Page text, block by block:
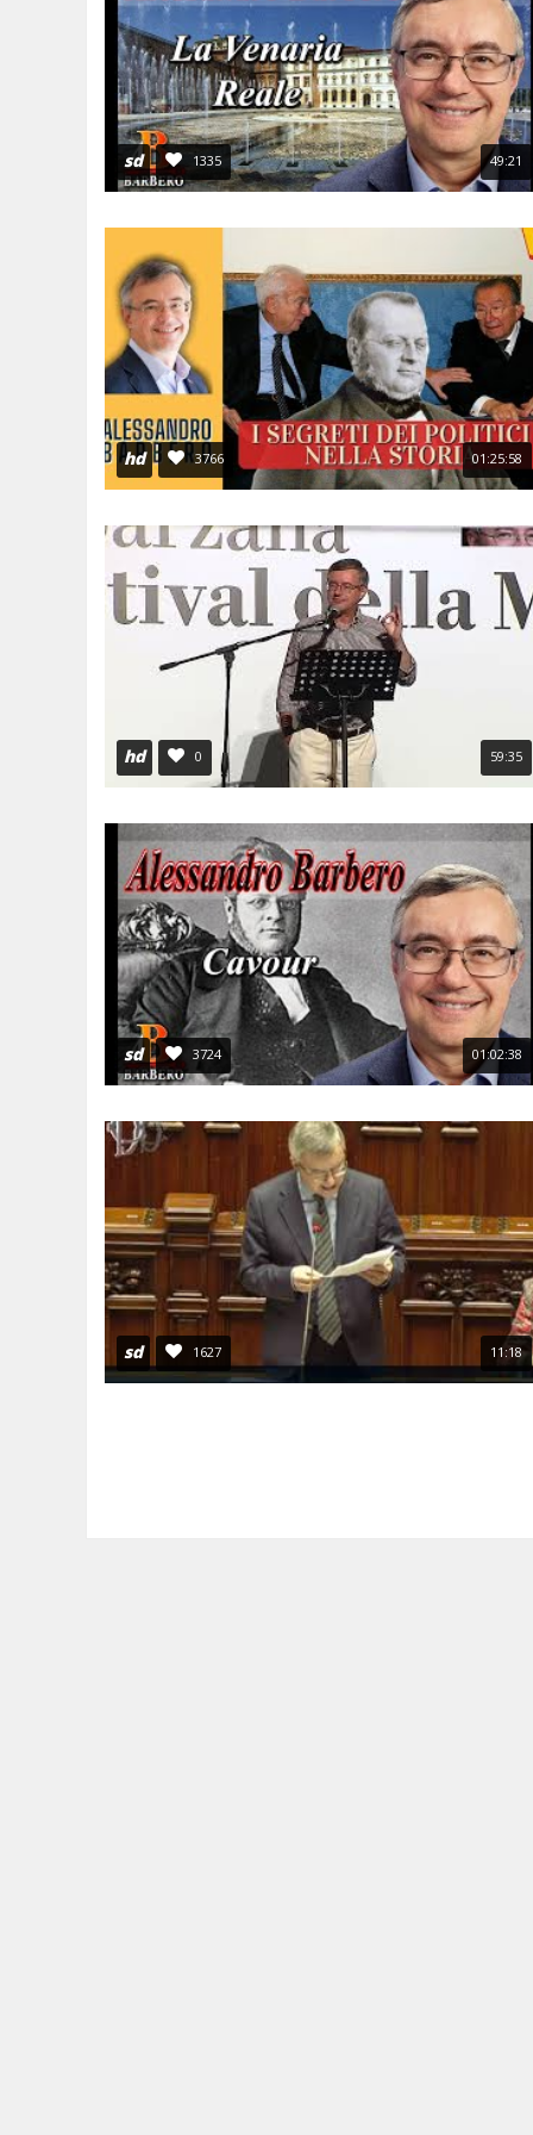
sd 1335 49:21
hd 3766 01:25:58
hd 0 59:35
sd 3724 01:02:38
sd 1627 11:18